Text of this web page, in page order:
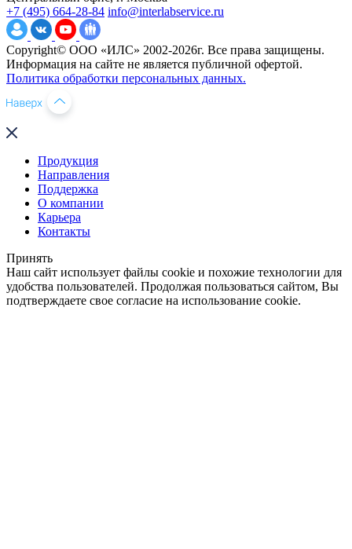
+7 (495) 664-28-84 info@interlabservice.ru
Copyright© ООО «ИЛС» 2002-2026г. Все права защищены.
Информация на сайте не является публичной офертой.
Политика обработки персональных данных.
Продукция
Направления
Поддержка
О компании
Карьера
Контакты
Принять
Наш сайт использует файлы cookie и похожие технологии для
удобства пользователей. Продолжая пользоваться сайтом, Вы
подтверждаете свое согласие на использование cookie.